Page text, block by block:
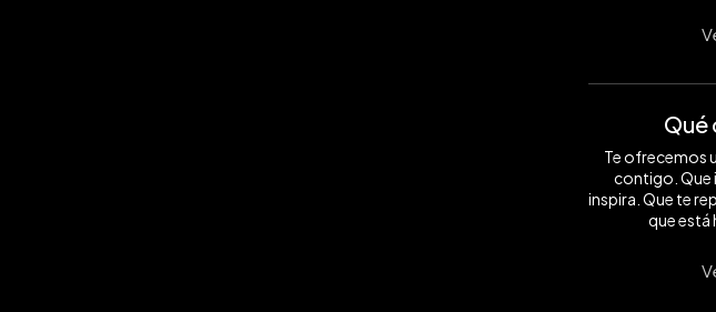
Qué
Te ofrecemos
contigo. Que
inspira. Que te
que está